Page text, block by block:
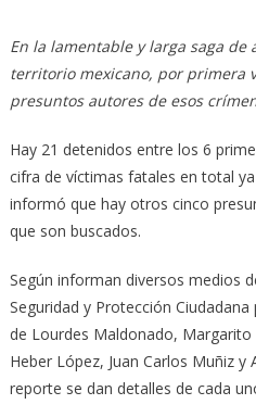
En la lamentable y larga saga
territorio mexicano, por primera
presuntos autores de esos
Hay 21 detenidos entre los 6
cifra de víctimas fatales en total
informó que hay otros cinco
que son buscados.
Según informan diversos medios
Seguridad y Protección
de Lourdes Maldonado,
Heber López, Juan Carlos Muñiz y
reporte se dan detalles de cada